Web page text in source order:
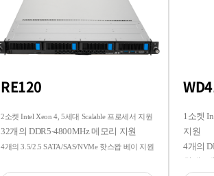
RE120
2소켓 Intel Xeon 4, 5세대 Scalable 프로세서 지원
32개의 DDR5-4800MHz 메모리 지원
4개의 3.5/2.5 SATA/SAS/NVMe 핫스왑 베이 지원
1소켓
지원
4개의
최대 7